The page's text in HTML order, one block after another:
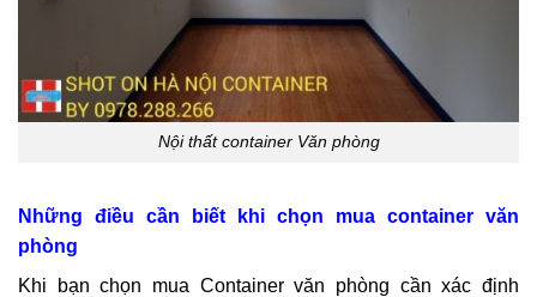
Nội thất container Văn phòng
Những điều cần biết khi chọn mua container văn
phòng
Khi bạn chọn mua Container văn phòng cần xác định